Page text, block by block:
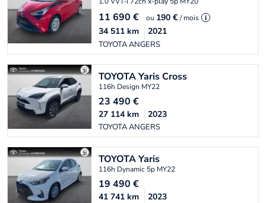
11 690 € ou 190 € / mois i
TOYOTA ANGERS
34 511 km 2021
TOYOTAYaris Cross
116h Design MY22
23 490 €
TOYOTA ANGERS
27 114 km 2023
TOYOTAYaris
116h Dynamic 5p MY22
19 490 €
41 741 km 2023